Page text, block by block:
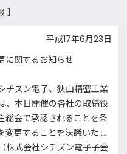
］
平成17年6月23日
に関するお知らせ
チズン電子、狭山精密工業
、本日開催の各社の取締役
総会で承認されることを条
変更することを決議いたし
株式会社シチズン電子子会